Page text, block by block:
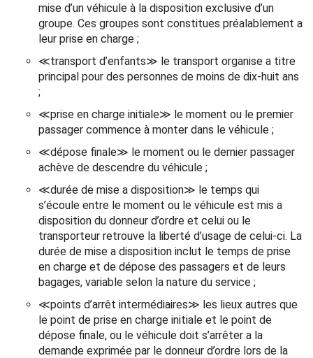
mise d’un véhicule à la disposition exclusive d’un
groupe. Ces groupes sont constitues préalablement a
leur prise en charge ;
≪transport d’enfants≫ le transport organise a titre
principal pour des personnes de moins de dix-huit ans
;
≪prise en charge initiale≫ le moment ou le premier
passager commence à monter dans le véhicule ;
≪dépose finale≫ le moment ou le dernier passager
achève de descendre du véhicule ;
≪durée de mise a disposition≫ le temps qui
s’écoule entre le moment ou le véhicule est mis a
disposition du donneur d’ordre et celui ou le
transporteur retrouve la liberté d’usage de celui-ci. La
durée de mise a disposition inclut le temps de prise
en charge et de dépose des passagers et de leurs
bagages, variable selon la nature du service ;
≪points d’arrêt intermédiaires≫ les lieux autres que
le point de prise en charge initiale et le point de
dépose finale, ou le véhicule doit s’arrêter a la
demande exprimée par le donneur d’ordre lors de la